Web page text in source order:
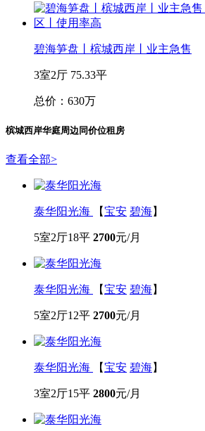
碧海笋盘丨槟城西岸丨业主急售
3室2厅 75.33平
总价：630万
槟城西岸华庭周边同价位租房
查看全部>
泰华阳光海 【宝安 碧海】
5室2厅18平 2700元/月
泰华阳光海 【宝安 碧海】
5室2厅12平 2700元/月
泰华阳光海 【宝安 碧海】
3室2厅15平 2800元/月